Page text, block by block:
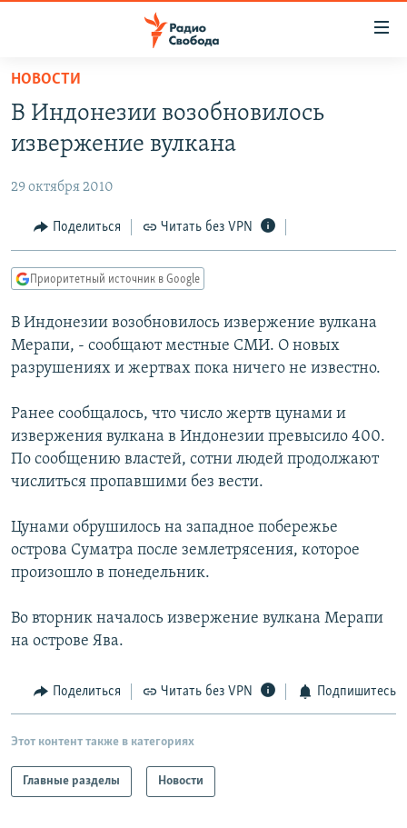
упрощенного
доступа
основному
Вернутся
главной
навигации
Вернутся
поиску
ПОДКАСТЫ
АВТОРСКИЕ ПРОЕКТЫ
ЦИТАТЫ СВОБОДЫ
МНЕНИЯ
IDEL.РЕАЛИИ
КАВКАЗ.РЕАЛИИ
СЕВЕР.РЕАЛИИ
РАСПИСАНИЕ ВЕЩАНИЯ
ПОДПИШИТЕСЬ НА РАССЫЛКУ
Все сайты РСЕ/РС
НОВОСТИ
В Индонезии возобновилось
извержение вулкана
29 октября 2010
Поделиться Читать без VPN
Приоритетный источник в Google
В Индонезии возобновилось извержение вулкана
Мерапи, - сообщают местные СМИ. О новых
разрушениях и жертвах пока ничего не известно.
Ранее сообщалось, что число жертв цунами и
извержения вулкана в Индонезии превысило 400.
По сообщению властей, сотни людей продолжают
числиться пропавшими без вести.
Цунами обрушилось на западное побережье
острова Суматра после землетрясения, которое
произошло в понедельник.
Во вторник началось извержение вулкана Мерапи
на острове Ява.
Поделиться Читать без VPN Подпишитесь
Этот контент также в категориях
Главные разделы Новости